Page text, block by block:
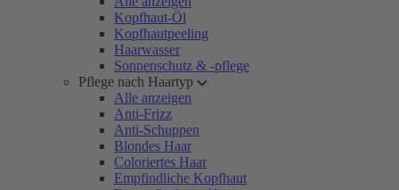
Kopfhaut-Öl
Kopfhautpeeling
Haarwasser
Sonnenschutz & -pflege
Pflege nach Haartyp
Alle anzeigen
Anti-Frizz
Anti-Schuppen
Blondes Haar
Coloriertes Haar
Empfindliche Kopfhaut